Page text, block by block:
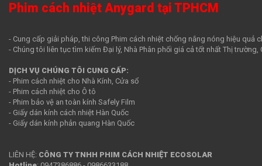
Phim cách nhiệt Anygard tại TPHCM
- Cung cấp giải pháp, thi công Phim cách nhiệt chống nắng nóng hiệu quả
- Chúng tôi liên tục tìm kiếm Đại lý, Nhà Phân phối giá cả tốt nhất Thị trường,
DỊCH VỤ CHÚNG TÔI CUNG CẤP:
- Phim cách nhiệt cho Nhà Kính, Cửa sổ
- Phim cách nhiệt cho Ô tô
- Phim bảo vệ an toàn kính Safely Film
- Giấy dán kính cách nhiệt Hàn Quốc
- Giấy dán kính phản quang Hàn Quốc
LIÊN HỆ: CÔNG TY TNHH PHIM CÁCH NHIỆT ECOSOLAR